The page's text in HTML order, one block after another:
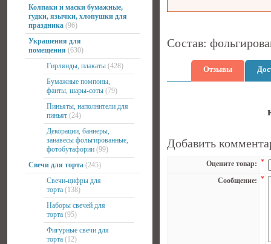
Колпаки и маски бумажные,
гудки, язычки, хлопушки для
праздника (96)
Украшения для
помещения (630)
Гирлянды, плакаты (428)
Бумажные помпоны,
фанты, шары-соты (79)
Пиньяты, наполнители для
пиньят (24)
Декорации, баннеры,
занавесы фольгированные,
фотобутафории (99)
Свечи для торта (245)
Свечи-цифры для
торта (138)
Наборы свечей для
торта (95)
Фигурные свечи для
торта (12)
Состав:
Отзывы
Добавить
Оцените товар: *
Сообщение: *